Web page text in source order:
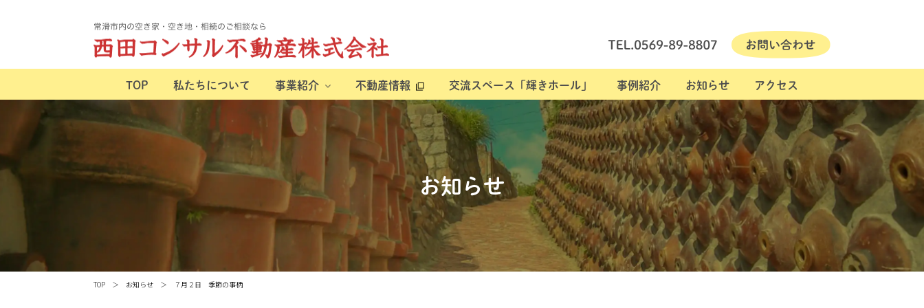
TOP 私たちについて 事業紹介 不動産情報 交流スペース「輝きホール」 事例紹介 お知らせ アクセス
お知らせ
TOP お知らせ ７月２日 季節の事柄